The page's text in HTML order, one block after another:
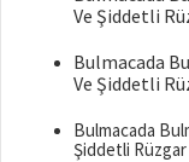
Ve Şiddetli
Bulmacada
Ve Şiddetli
Bulmacada
Şiddetli Rüzgar